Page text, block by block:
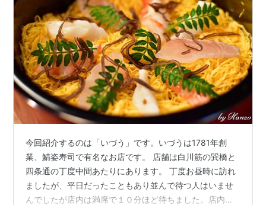
今回紹介するのは「いづう」です。いづうは1781年創
業、鯖姿寿司で有名なお店です。 店舗は白川筋の巽橋と
四条通の丁度中間あたりにあります。 丁度お昼時に訪れ
ましたが、平日だったこともあり並んで待つ人はいませ
んでしたが店内は満席で１０分ほど待ちました。店内は